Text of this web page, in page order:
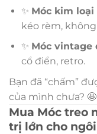
✨ Móc kim loại
kéo rèm,
✨ Móc vintage
cổ điển, retro.
Bạn đã “chấm”
của mình chưa? 🤩
Mua Móc treo
trị lớn cho